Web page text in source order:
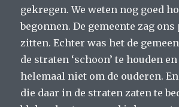
gekregen. We weten nog goed
begonnen. De gemeente zag
zitten. Echter was het de
de straten ‘schoon’ te houden
helemaal niet om de ouderen.
die daar in de straten zaten te